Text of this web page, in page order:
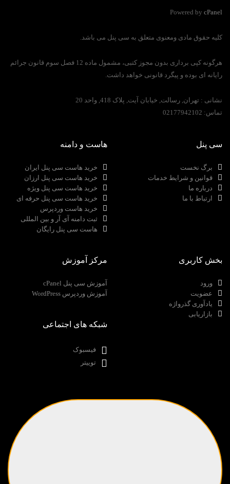
Powered by cPanel
کلیه حقوق مادی ومعنوی متعلق به سی پنل می باشد.
هرگونه کپی برداری بدون مجوز کتبی، مشمول ماده 12 فصل سوم قانون جرائم
رایانه ای بوده و پیگرد قانونی خواهد داشت.
نشانی : تهران, رسالت, خیابان آیت, پلاک 418, واحد 20
تماس:
سی پنل
برگ نخست
قوانین و شرایط خدمات
درباره ما
ارتباط با ما
هاست و دامنه
خرید هاست سی پنل ایران
خرید هاست سی پنل ارزان
خرید هاست سی پنل ویژه
خرید هاست سی پنل حرفه ای
خرید هاست وردپرس
ثبت دامنه آی آر و بین المللی
هاست سی پنل رایگان
بخش کاربری
ورود
عضویت
یادآوری گذرواژه
بازاریابی
مرکز آموزش
آموزش سی پنل cPanel
آموزش وردپرس WordPress
شبکه های اجتماعی
فیسبوک
توییتر